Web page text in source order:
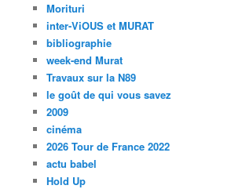
Morituri
inter-ViOUS et MURAT
bibliographie
week-end Murat
Travaux sur la N89
le goût de qui vous savez
2009
cinéma
2026 Tour de France 2022
actu babel
Hold Up